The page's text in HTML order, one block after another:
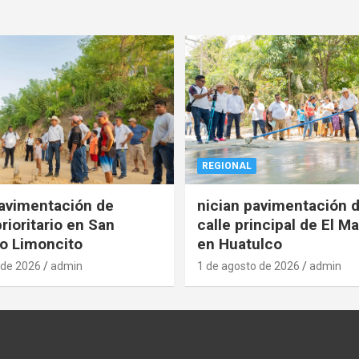
de
en San
Limoncito
2026 admin
REGIONAL
nician pavimentación
calle principal de El
en Huatulco
1 de agosto de 2026 admin